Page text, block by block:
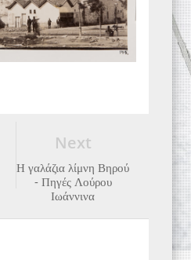
Next
Η γαλάζια λίμνη Βηρού
- Πηγές Λούρου
Ιωάννινα